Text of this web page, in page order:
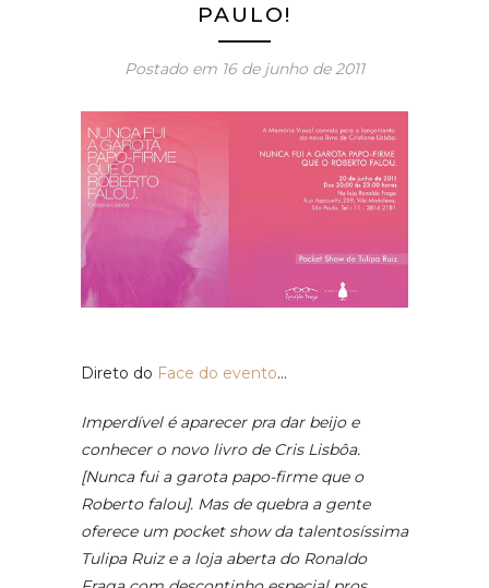
PAULO!
Postado em 16 de junho de 2011
Direto do Face do evento…
Imperdível é aparecer pra dar beijo e
conhecer o novo livro de Cris Lisbôa.
[Nunca fui a garota papo-firme que o
Roberto falou]. Mas de quebra a gente
oferece um pocket show da talentosíssima
Tulipa Ruiz e a loja aberta do Ronaldo